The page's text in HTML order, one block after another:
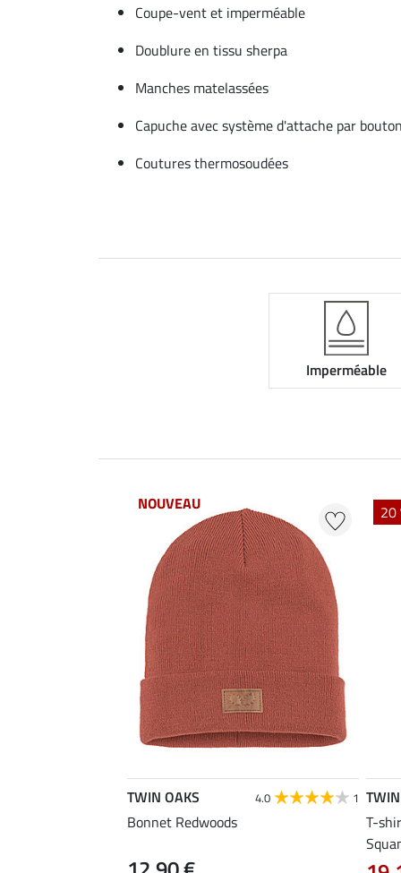
Coupe-vent et imperméable
Doublure en tissu sherpa
Manches matelassées
Capuche avec système d'attache par
Coutures thermosoudées
Imperméable
NOUVEAU
TWIN OAKS 4.0 1
Bonnet Redwoods
20
T-